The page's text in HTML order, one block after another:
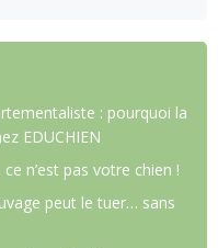
: pourquoi la
EDUCHIEN
n’est pas votre chien !
peut le tuer… sans